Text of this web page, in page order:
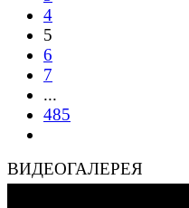
4
5
6
7
...
485
ВИДЕОГАЛЕРЕЯ